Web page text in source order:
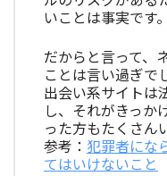
いことは事実です。
だからと言って、
ことは言い過ぎで
出会い系サイトは
し、それがきっか
った方もたくさん
参考： 犯罪者にな
てはいけないこと